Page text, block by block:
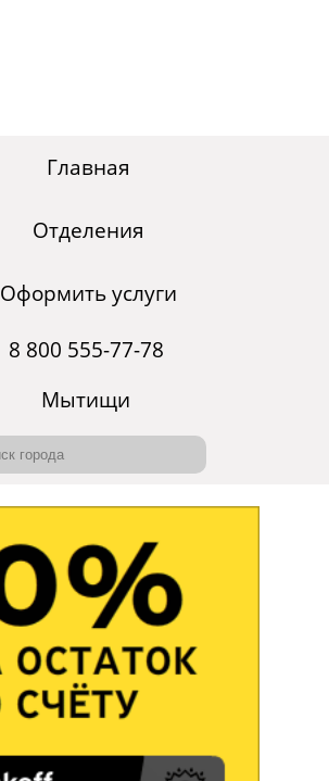
Главная
Отделения
Оформить услуги
8 800 555-77-78
Мытищи